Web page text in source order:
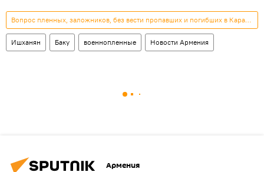
Вопрос пленных, заложников, без вести пропавших и погибших в Карабахе
Ишханян Баку военнопленные Новости Армения
Армения